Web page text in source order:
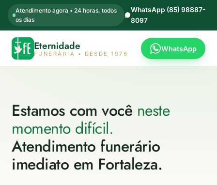
Atendimento agora • 24 horas, todos
os dias
WhatsApp (85) 98887-
8097
Eternidade
FUNERÁRIA • DESDE 1976
WhatsApp
Estamos com você neste
momento difícil.
Atendimento funerário
imediato em Fortaleza.